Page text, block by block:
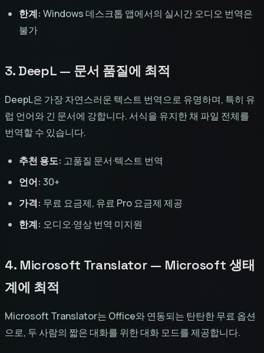
한계: Windows 데스크톱 앱에서의 실시간 오디오 번역은
불가
3. DeepL — 문서 품질에 최적
DeepL은 가장 자연스러운 텍스트 번역으로 유명하며, 특히 유
럽 언어와 긴 문서에 강합니다. 서식을 유지한 채 파일 전체를
번역할 수 있습니다.
추천 용도: 고품질 문서·텍스트 번역
언어: 30+
가격: 무료 요금제, 유료 Pro 요금제 제공
한계: 오디오·영상 번역 미지원
4. Microsoft Translator — Microsoft 생태
계에 최적
Microsoft Translator는 Office와 연동되는 탄탄한 무료 옵션
으로, 두 사람의 짧은 대화를 위한 대화 모드를 제공합니다.